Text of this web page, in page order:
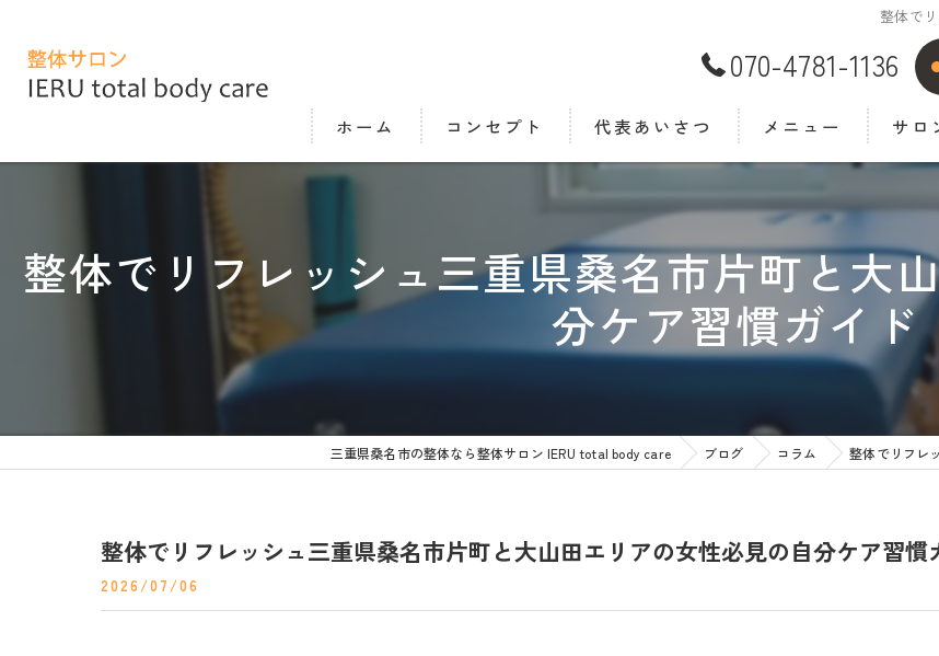
整体で
070-4781-1136
ホーム コンセプト 代表あいさつ メニュー サロ
整体でリフレッシュ三重県桑名市片町と大
分ケア習慣ガイド
三重県桑名市の整体なら整体サロン IERU total body care ブログ コラム 整体でリフレ
整体でリフレッシュ三重県桑名市片町と大山田エリアの女性必見の自分ケア習慣
2026/07/06